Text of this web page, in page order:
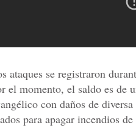
ataques se registraron
el momento, el saldo es de
con daños de
para apagar incendios